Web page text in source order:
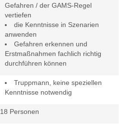
Gefahren / der GAMS-Regel
vertiefen
die Kenntnisse in Szenarien
anwenden
Gefahren erkennen und
Erstmaßnahmen fachlich richtig
durchführen können
Truppmann, keine speziellen
Kenntnisse notwendig
18 Personen